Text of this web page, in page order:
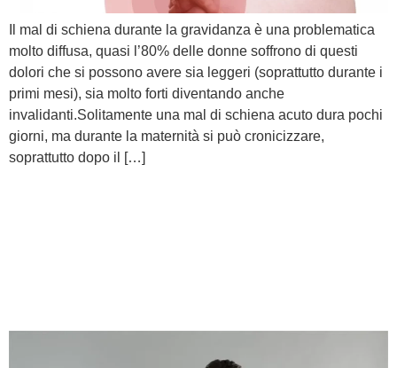
Il mal di schiena durante la gravidanza è una problematica
molto diffusa, quasi l’80% delle donne soffrono di questi
dolori che si possono avere sia leggeri (soprattutto durante i
primi mesi), sia molto forti diventando anche
invalidanti.Solitamente una mal di schiena acuto dura pochi
giorni, ma durante la maternità si può cronicizzare,
soprattutto dopo il […]